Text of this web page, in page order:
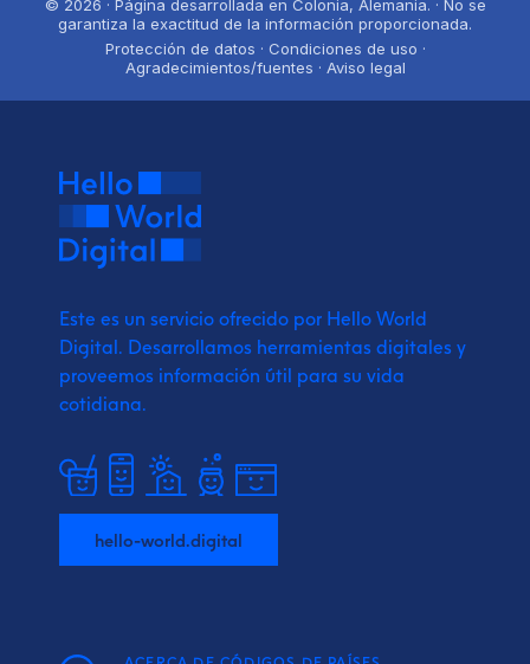
© 2026 · Página desarrollada en Colonia, Alemania. · No se
garantiza la exactitud de la información proporcionada.
Protección de datos · Condiciones de uso ·
Agradecimientos/fuentes · Aviso legal
Este es un servicio ofrecido por Hello World
Digital. Desarrollamos herramientas digitales y
proveemos información útil para su vida
cotidiana.
hello-world.digital